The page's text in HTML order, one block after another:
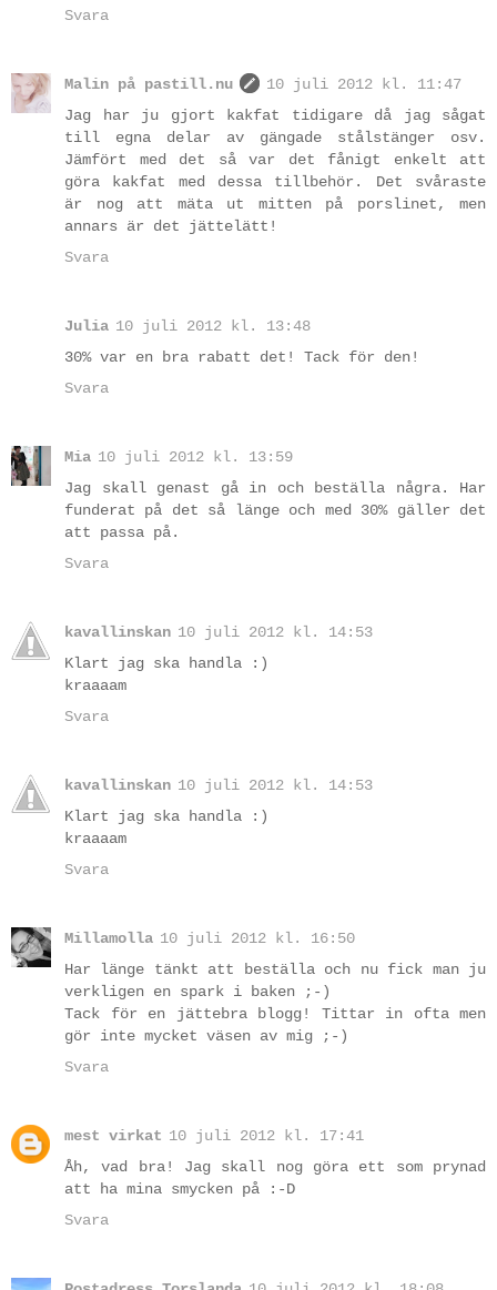
Svara
Malin på pastill.nu
10 juli 2012 kl. 11:47
Jag har ju gjort kakfat tidigare då jag sågat
till egna delar av gängade stålstänger osv.
Jämfört med det så var det fånigt enkelt att
göra kakfat med dessa tillbehör. Det svåraste
är nog att mäta ut mitten på porslinet, men
annars är det jättelätt!
Svara
Julia 10 juli 2012 kl. 13:48
30% var en bra rabatt det! Tack för den!
Svara
Mia 10 juli 2012 kl. 13:59
Jag skall genast gå in och beställa några. Har
funderat på det så länge och med 30% gäller det
att passa på.
Svara
kavallinskan 10 juli 2012 kl. 14:53
Klart jag ska handla :)
kraaaam
Svara
kavallinskan 10 juli 2012 kl. 14:53
Klart jag ska handla :)
kraaaam
Svara
Millamolla 10 juli 2012 kl. 16:50
Har länge tänkt att beställa och nu fick man ju
verkligen en spark i baken ;-)
Tack för en jättebra blogg! Tittar in ofta men
gör inte mycket väsen av mig ;-)
Svara
mest virkat 10 juli 2012 kl. 17:41
Åh, vad bra! Jag skall nog göra ett som prynad
att ha mina smycken på :-D
Svara